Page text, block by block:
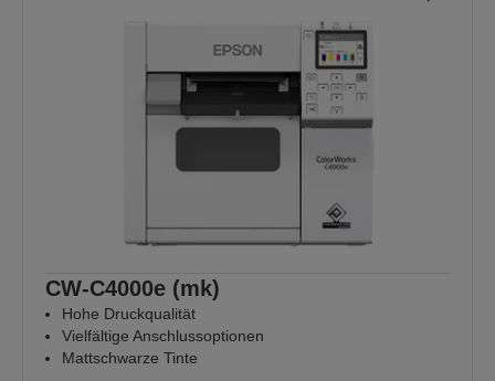
CW-C4000e (mk)
Hohe Druckqualität
Vielfältige Anschlussoptionen
Mattschwarze Tinte